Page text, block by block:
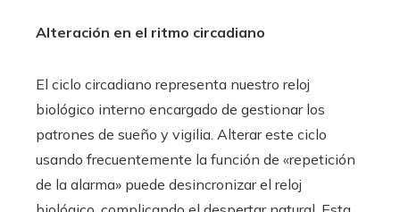
Alteración en el ritmo circadiano
El ciclo circadiano representa nuestro reloj
biológico interno encargado de gestionar los
patrones de sueño y vigilia. Alterar este ciclo
usando frecuentemente la función de «repetición
de la alarma» puede desincronizar el reloj